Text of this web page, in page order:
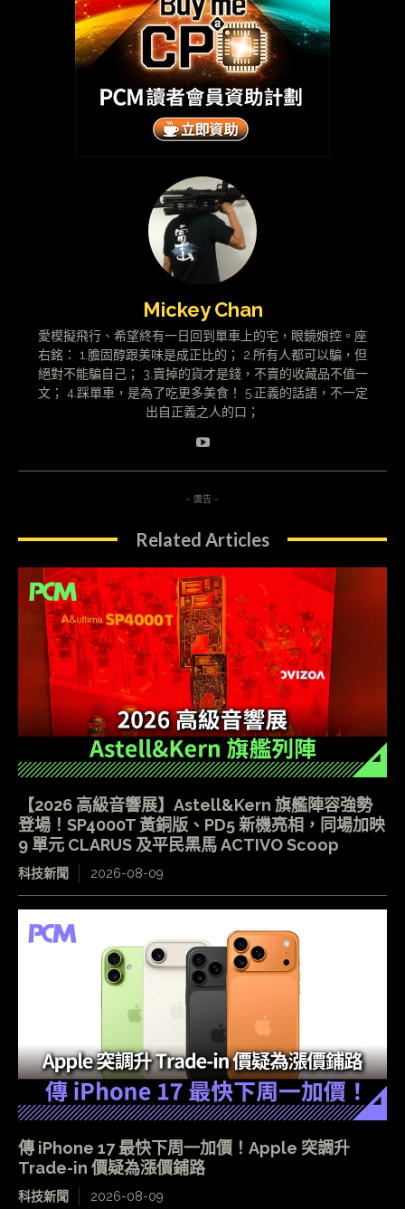
Mickey Chan
愛模擬飛行、希望終有一日回到單車上的宅，眼鏡娘控。座
右銘： 1.膽固醇跟美味是成正比的； 2.所有人都可以騙，但
絕對不能騙自己； 3.賣掉的貨才是錢，不賣的收藏品不值一
文； 4.踩單車，是為了吃更多美食！ 5.正義的話語，不一定
出自正義之人的口；
- 廣告 -
Related Articles
【2026 高級音響展】Astell&Kern 旗艦陣容強勢
登場！SP4000T 黃銅版、PD5 新機亮相，同場加映
9 單元 CLARUS 及平民黑馬 ACTIVO Scoop
科技新聞 2026-08-09
傳 iPhone 17 最快下周一加價！Apple 突調升
Trade-in 價疑為漲價鋪路
科技新聞 2026-08-09